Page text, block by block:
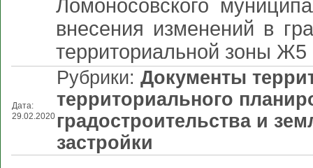
Ломоносовского
внесения изменений в
территориальной зоны
Дата:
29.02.2020
Рубрики: Документы
территориального
градостроительства и
застройки